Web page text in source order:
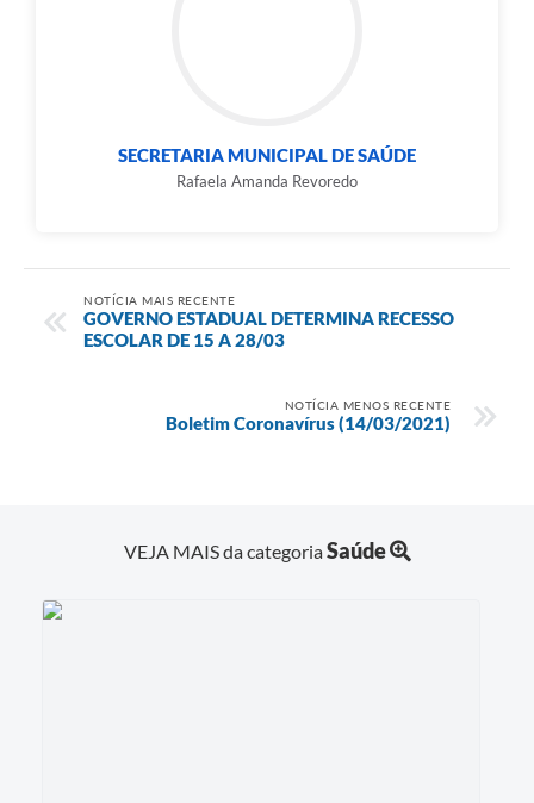
SECRETARIA MUNICIPAL DE SAÚDE
Rafaela Amanda Revoredo
NOTÍCIA MAIS RECENTE
GOVERNO ESTADUAL DETERMINA RECESSO
ESCOLAR DE 15 A 28/03
NOTÍCIA MENOS RECENTE
Boletim Coronavírus (14/03/2021)
VEJA MAIS da categoriaSaúde